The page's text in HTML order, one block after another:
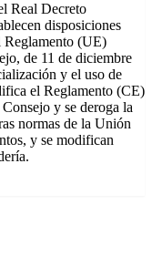
Real Decreto
disposiciones
Reglamento (UE)
de 11 de diciembre
y el uso de
el Reglamento (CE)
y se deroga la
normas de la Unión
y se modifican